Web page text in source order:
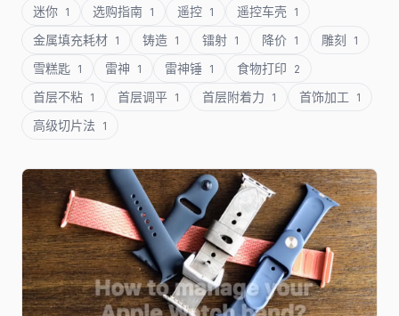
迷你 1 选购指南 1 遥控 1 遥控车壳 1
金属填充耗材 1 铸造 1 镭射 1 降价 1 雕刻 1
雪糕匙 1 雷神 1 雷神锤 1 食物打印 2
首层不粘 1 首层调平 1 首层附着力 1 首饰加工 1
高级切片法 1